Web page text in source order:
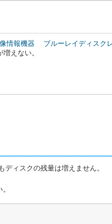
情報機器 ブルーレイディスク
えない。
ィスクの残量は増えません。